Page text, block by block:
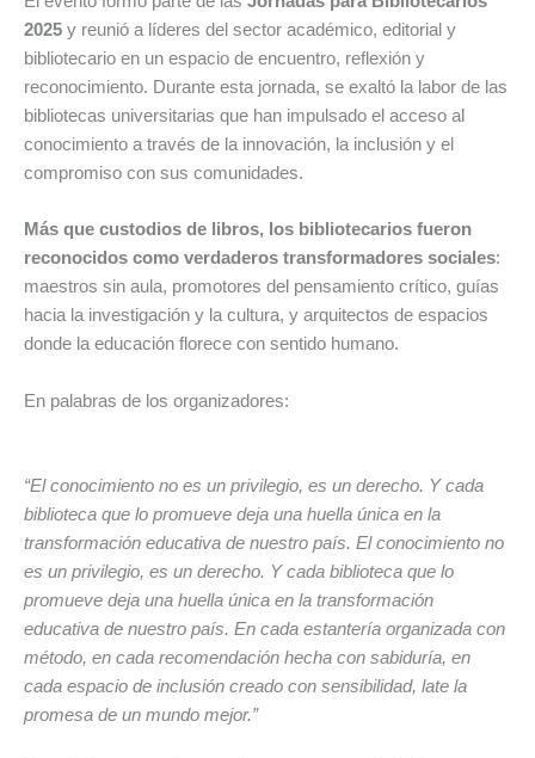
2025 y reunió a líderes del sector académico, editorial y
bibliotecario en un espacio de encuentro, reflexión y
reconocimiento. Durante esta jornada, se exaltó la labor de las
bibliotecas universitarias que han impulsado el acceso al
conocimiento a través de la innovación, la inclusión y el
compromiso con sus comunidades.
Más que custodios de libros, los bibliotecarios fueron
reconocidos como verdaderos transformadores sociales:
maestros sin aula, promotores del pensamiento crítico, guías
hacia la investigación y la cultura, y arquitectos de espacios
donde la educación florece con sentido humano.
En palabras de los organizadores:
“El conocimiento no es un privilegio, es un derecho. Y cada
biblioteca que lo promueve deja una huella única en la
transformación educativa de nuestro país. El conocimiento no
es un privilegio, es un derecho. Y cada biblioteca que lo
promueve deja una huella única en la transformación
educativa de nuestro país. En cada estantería organizada con
método, en cada recomendación hecha con sabiduría, en
cada espacio de inclusión creado con sensibilidad, late la
promesa de un mundo mejor.”